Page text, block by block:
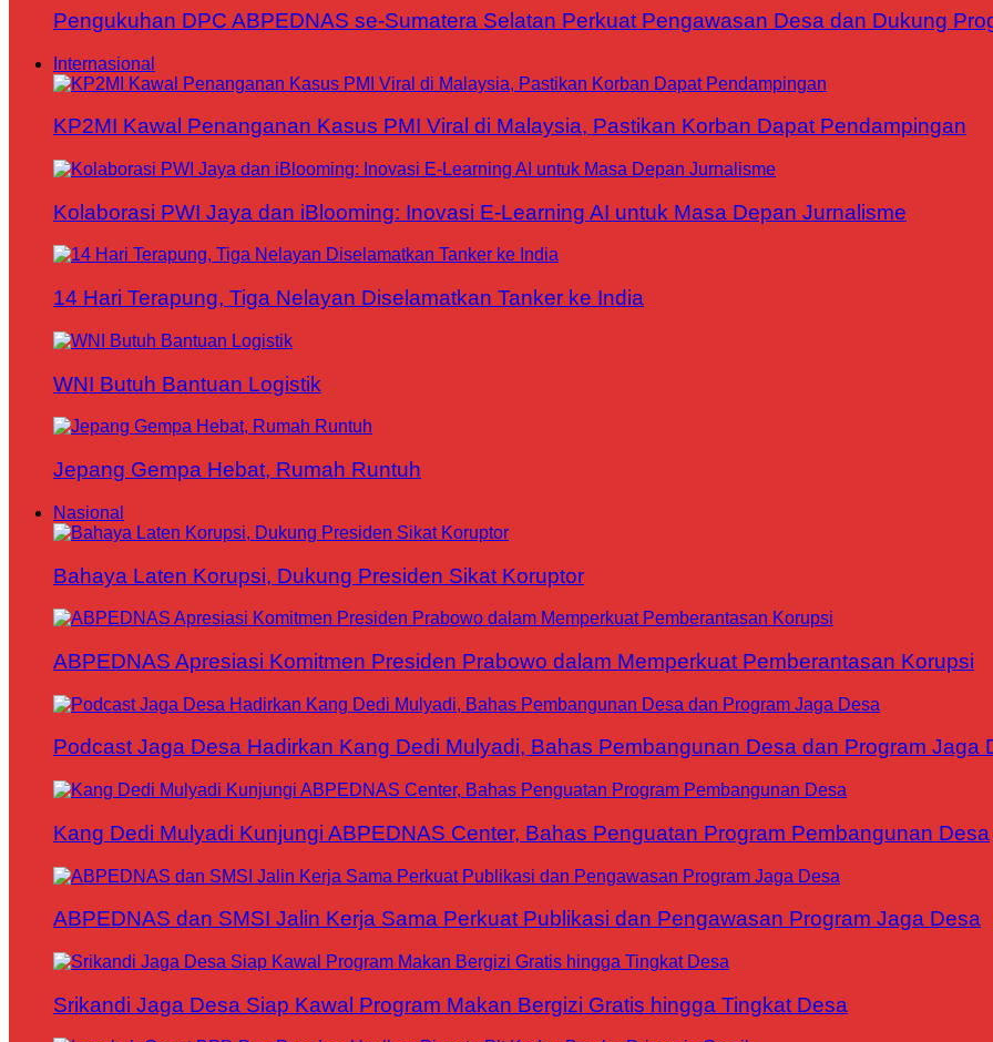
Pengukuhan DPC ABPEDNAS se-Sumatera Selatan Perkuat Pengawasan Desa dan Dukung
Internasional
KP2MI Kawal Penanganan Kasus PMI Viral di Malaysia, Pastikan Korban Dapat Pendampingan
Kolaborasi PWI Jaya dan iBlooming: Inovasi E-Learning AI untuk Masa Depan Jurnalisme
14 Hari Terapung, Tiga Nelayan Diselamatkan Tanker ke India
WNI Butuh Bantuan Logistik
Jepang Gempa Hebat, Rumah Runtuh
Nasional
Bahaya Laten Korupsi, Dukung Presiden Sikat Koruptor
ABPEDNAS Apresiasi Komitmen Presiden Prabowo dalam Memperkuat Pemberantasan Korupsi
Podcast Jaga Desa Hadirkan Kang Dedi Mulyadi, Bahas Pembangunan Desa dan Program Jaga
Kang Dedi Mulyadi Kunjungi ABPEDNAS Center, Bahas Penguatan Program Pembangunan Desa
ABPEDNAS dan SMSI Jalin Kerja Sama Perkuat Publikasi dan Pengawasan Program Jaga Desa
Srikandi Jaga Desa Siap Kawal Program Makan Bergizi Gratis hingga Tingkat Desa